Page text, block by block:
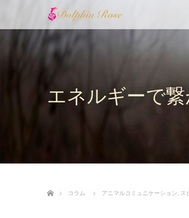
エネルギーで
コラム
アニマルコミュニケーション, ス